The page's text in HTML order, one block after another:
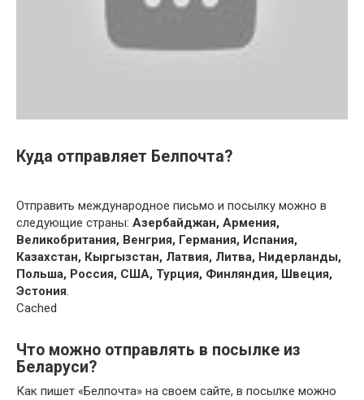
Куда отправляет Белпочта?
Отправить международное письмо и посылку можно в
следующие страны: Азербайджан, Армения,
Великобритания, Венгрия, Германия, Испания,
Казахстан, Кыргызстан, Латвия, Литва, Нидерланды,
Польша, Россия, США, Турция, Финляндия, Швеция,
Эстония.
Cached
Что можно отправлять в посылке из
Беларуси?
Как пишет «Белпочта» на своем сайте, в посылке можно